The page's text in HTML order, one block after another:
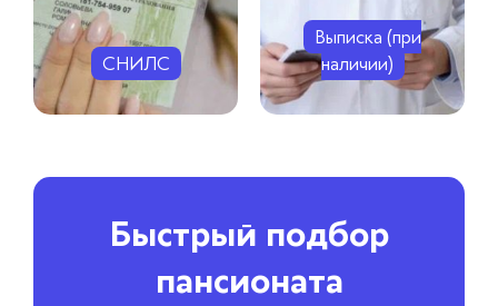
СНИЛС
Выписка (при
наличии)
Быстрый подбор
пансионата